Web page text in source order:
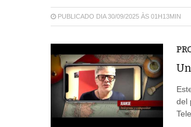
PUBLICADO DIA 30/09/2025 ÀS 01H13MIN
del